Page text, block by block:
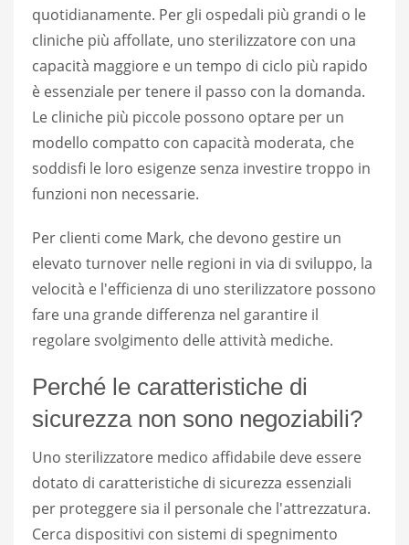
quotidianamente. Per gli ospedali più grandi o le
cliniche più affollate, uno sterilizzatore con una
capacità maggiore e un tempo di ciclo più rapido
è essenziale per tenere il passo con la domanda.
Le cliniche più piccole possono optare per un
modello compatto con capacità moderata, che
soddisfi le loro esigenze senza investire troppo in
funzioni non necessarie.
Per clienti come Mark, che devono gestire un
elevato turnover nelle regioni in via di sviluppo, la
velocità e l'efficienza di uno sterilizzatore possono
fare una grande differenza nel garantire il
regolare svolgimento delle attività mediche.
Perché le caratteristiche di
sicurezza non sono negoziabili?
Uno sterilizzatore medico affidabile deve essere
dotato di caratteristiche di sicurezza essenziali
per proteggere sia il personale che l'attrezzatura.
Cerca dispositivi con sistemi di spegnimento